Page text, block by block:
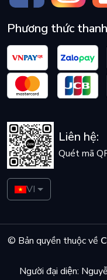
Phương thức
Liên hệ:
Quét mã
VI
© Bản quyền thuộc về
Người đại diện: